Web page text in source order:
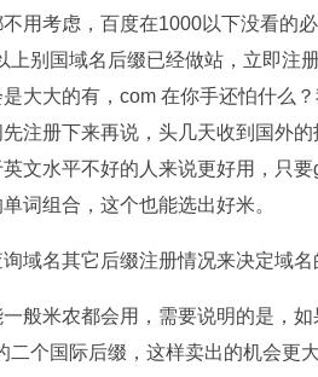
用考虑，百度在1000以下没看的
上别国域名后缀已经做站，立即注
大大的有，com 在你手还怕什么
注册下来再说，头几天收到国外
文水平不好的人来说更好用，只
词组合，这个也能选出好米。
名其它后缀注册情况来决定域名
米农都会用，需要说明的是，如
二个国际后缀，这样卖出的机会更